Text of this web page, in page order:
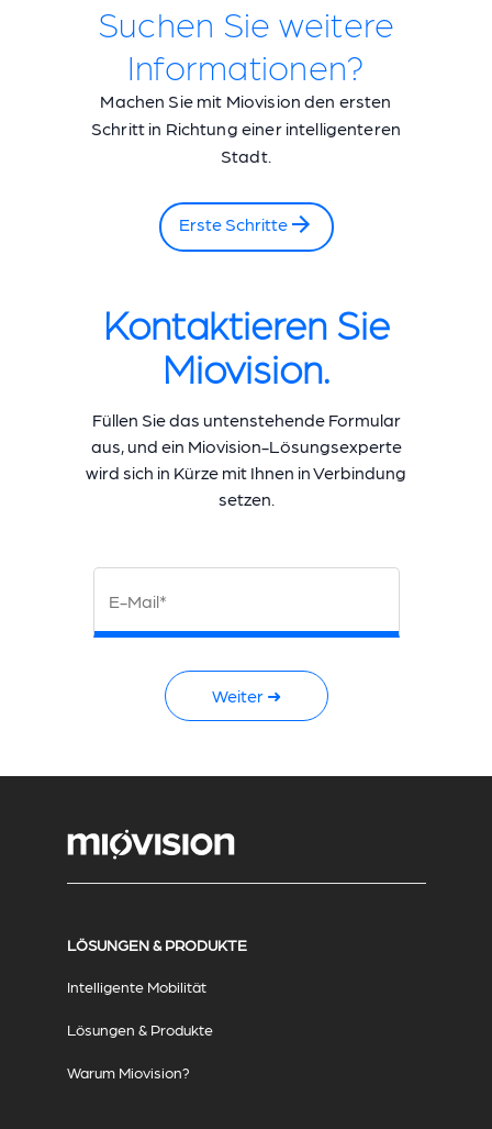
Suchen Sie weitere
Informationen?
Machen Sie mit Miovision den ersten
Schritt in Richtung einer intelligenteren
Stadt.
Erste Schritte
Kontaktieren Sie
Miovision.
Füllen Sie das untenstehende Formular
aus, und ein Miovision-Lösungsexperte
wird sich in Kürze mit Ihnen in Verbindung
setzen.
E-Mail*
Weiter ➜
LÖSUNGEN & PRODUKTE
Intelligente Mobilität
Lösungen & Produkte
Warum Miovision?